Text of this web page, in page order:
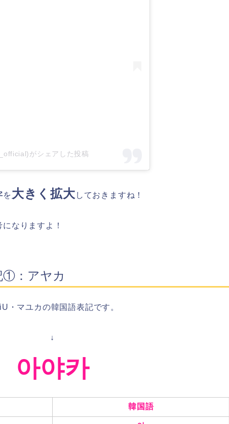
がシェアした投稿
を大きく拡大 しておきますね！
なりますよ！
①：アヤカ
・マユカの韓国語表記です。
↓
아야카
韓国語